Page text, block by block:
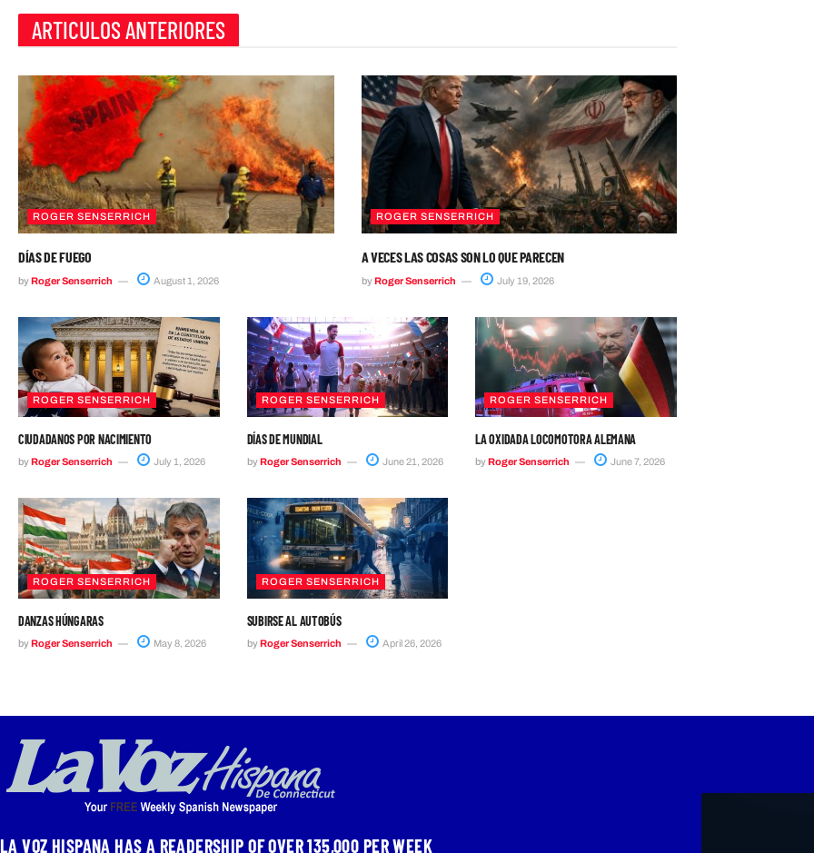
ARTICULOS ANTERIORES
ROGER SENSERRICH
DÍAS DE FUEGO
byRoger Senserrich August 1, 2026
ROGER SENSERRICH
A VECES LAS COSAS SON LO QUE PARECEN
by Roger Senserrich July 19, 2026
ROGER SENSERRICH
CIUDADANOS POR NACIMIENTO
by Roger Senserrich July 1, 2026
ROGER SENSERRICH
DÍAS DE MUNDIAL
by Roger Senserrich June 21, 2026
ROGER SENSERRICH
LA OXIDADA LOCOMOTORA ALEMANA
by Roger Senserrich June 7, 2026
ROGER SENSERRICH
DANZAS HÚNGARAS
by Roger Senserrich May 8, 2026
ROGER SENSERRICH
SUBIRSE AL AUTOBÚS
by Roger Senserrich April 26, 2026
LA VOZ HISPANA HAS A READERSHIP OF OVER 135,000 PER WEEK​